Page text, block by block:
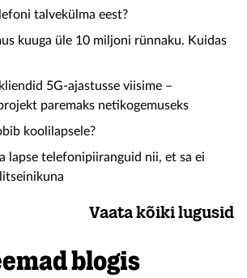
talvekülma eest?
kuuga üle 10 miljoni rünnaku. Kuidas
5G-ajastusse viisime –
paremaks netikogemuseks
koolilapsele?
lapse telefonipiiranguid nii, et sa ei
Vaata kõiki lugusid
blogis